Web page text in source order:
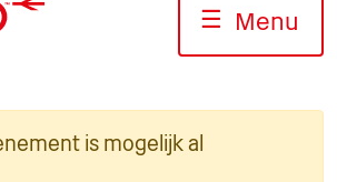
☰ Menu
is mogelijk al